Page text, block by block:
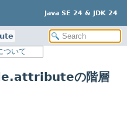
Java SE 24 & JDK 24
ついて
の階層